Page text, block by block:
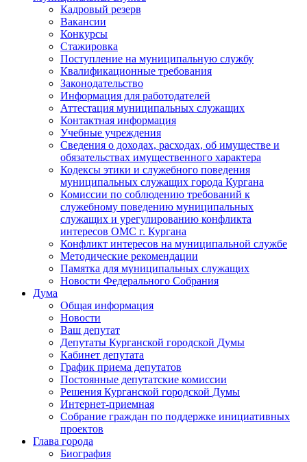
Кадровый резерв
Вакансии
Конкурсы
Стажировка
Поступление на муниципальную службу
Квалификационные требования
Законодательство
Информация для работодателей
Аттестация муниципальных служащих
Контактная информация
Учебные учреждения
Сведения о доходах, расходах, об имуществе и
обязательствах имущественного характера
Кодексы этики и служебного поведения
муниципальных служащих города Кургана
Комиссии по соблюдению требований к
служебному поведению муниципальных
служащих и урегулированию конфликта
интересов ОМС г. Кургана
Конфликт интересов на муниципальной службе
Методические рекомендации
Памятка для муниципальных служащих
Новости Федерального Cобрания
Дума
Общая информация
Новости
Ваш депутат
Депутаты Курганской городской Думы
Кабинет депутата
График приема депутатов
Постоянные депутатские комиссии
Решения Курганской городской Думы
Интернет-приемная
Собрание граждан по поддержке инициативных
проектов
Глава города
Биография